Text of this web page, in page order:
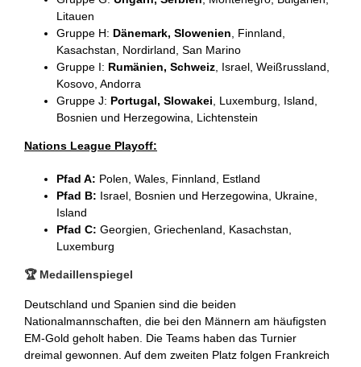
Litauen
Gruppe H: Dänemark, Slowenien , Finnland,
Kasachstan, Nordirland, San Marino
Gruppe I: Rumänien, Schweiz , Israel, Weißrussland,
Kosovo, Andorra
Gruppe J: Portugal, Slowakei , Luxemburg, Island,
Bosnien und Herzegowina, Lichtenstein
Nations League Playoff:
Pfad A: Polen, Wales, Finnland, Estland
Pfad B: Israel, Bosnien und Herzegowina, Ukraine,
Island
Pfad C: Georgien, Griechenland, Kasachstan,
Luxemburg
🏆 Medaillenspiegel
Deutschland und Spanien sind die beiden
Nationalmannschaften, die bei den Männern am häufigsten
EM-Gold geholt haben. Die Teams haben das Turnier
dreimal gewonnen. Auf dem zweiten Platz folgen Frankreich